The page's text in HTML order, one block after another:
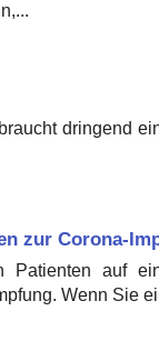
dringend
zur Corona-
Patienten auf
Wenn Sie